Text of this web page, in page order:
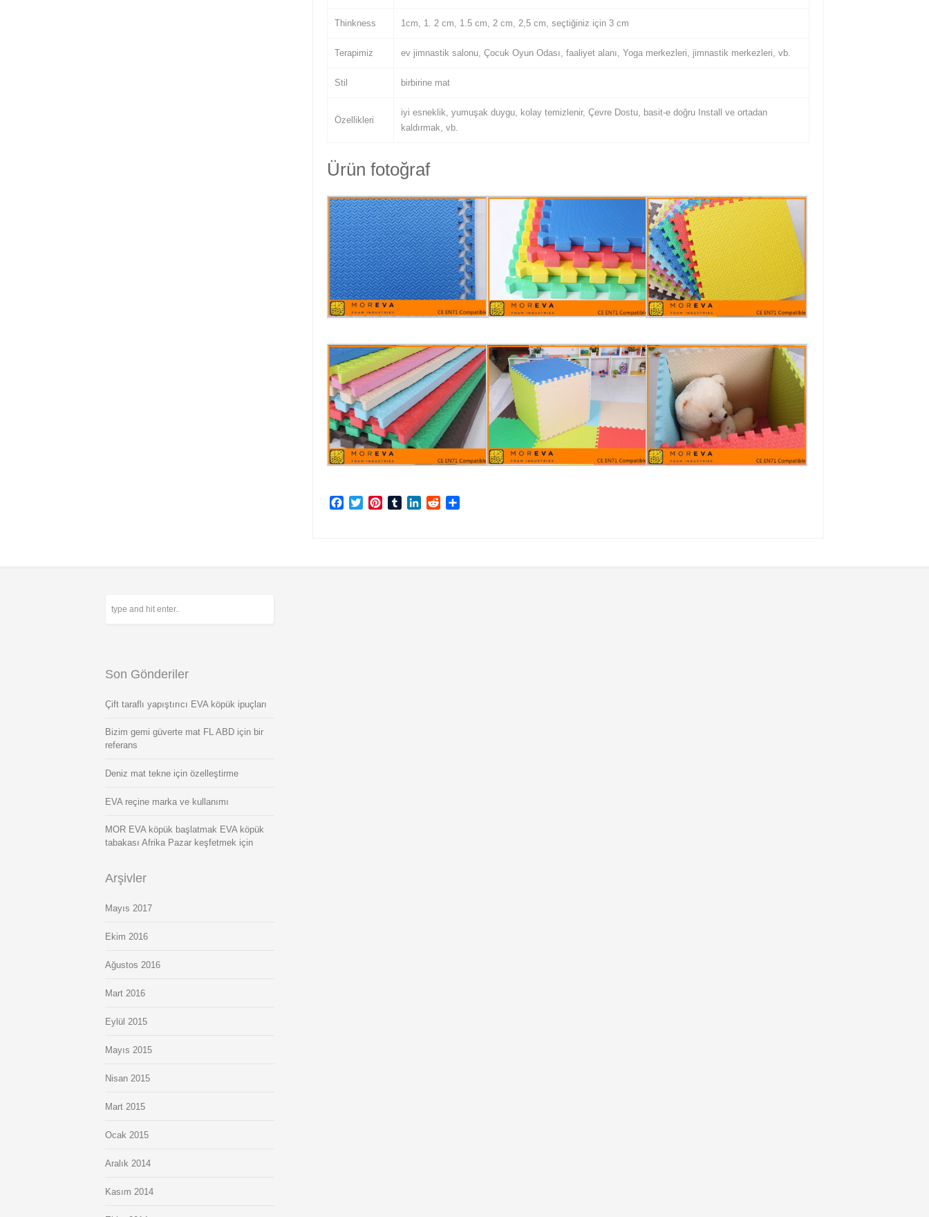
Thinkness 1cm, 1. 2 cm, 1.5 cm, 2 cm, 2,5 cm, seçtiğiniz için 3 cm
Terapimiz ev jimnastik salonu, Çocuk Oyun Odası, faaliyet alanı, Yoga merkezleri, jimnastik merkezleri, vb.
Stil birbirine mat
Özellikleri
iyi esneklik, yumuşak duygu, kolay temizlenir, Çevre Dostu, basit-e doğru Install ve ortadan
kaldırmak, vb.
Ürün fotoğraf
Facebook
TwitterPinterestTumblrLinkedInReddit
Son Gönderiler
Çift taraflı yapıştırıcı EVA köpük ipuçları
Bizim gemi güverte mat FL ABD için bir
referans
Deniz mat tekne için özelleştirme
EVA reçine marka ve kullanımı
MOR EVA köpük başlatmak EVA köpük
tabakası Afrika Pazar keşfetmek için
Arşivler
Mayıs 2017
Ekim 2016
Ağustos 2016
Mart 2016
Eylül 2015
Mayıs 2015
Nisan 2015
Mart 2015
Ocak 2015
Aralık 2014
Kasım 2014